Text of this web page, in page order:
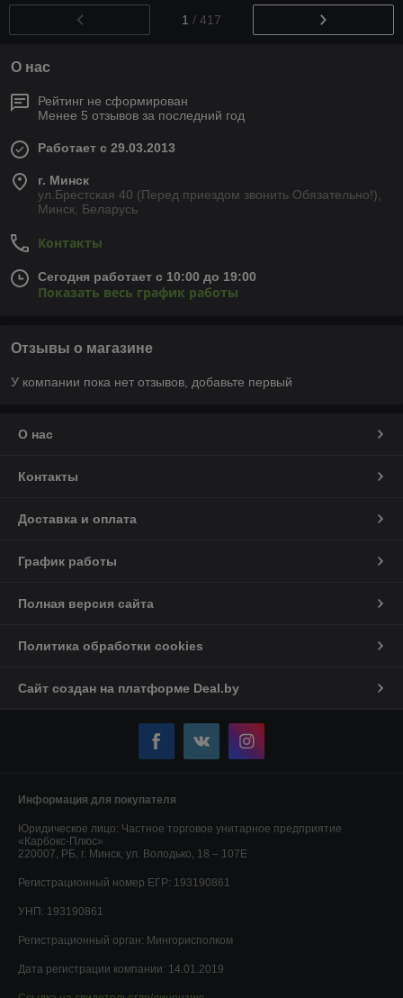
1 / 417
О нас
Рейтинг не сформирован
Менее 5 отзывов за последний год
Работает с 29.03.2013
г. Минск
ул.Брестская 40 (Перед приездом звонить Обязательно!),
Минск, Беларусь
Контакты
Сегодня работает с 10:00 до 19:00
Показать весь график работы
Отзывы о магазине
У компании пока нет отзывов, добавьте первый
О нас
Контакты
Доставка и оплата
График работы
Полная версия сайта
Политика обработки cookies
Сайт создан на платформе Deal.by
Информация для покупателя
Юридическое лицо: Частное торговое унитарное предприятие
«Карбокс-Плюс»
220007, РБ, г. Минск, ул. Володько, 18 – 107Е
Регистрационный номер ЕГР: 193190861
УНП: 193190861
Регистрационный орган: Мингорисполком
Дата регистрации компании: 14.01.2019